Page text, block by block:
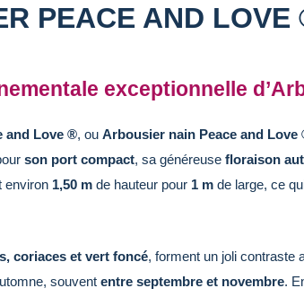
PEACE AND LOVE
exceptionnelle
and Love ®, ou Arbousier nain Peace and Love
son port compact, sa généreuse floraison
environ 1,50 m de hauteur pour 1 m de large, ce
coriaces et vert foncé, forment un joli contraste
souvent entre septembre et novembre.